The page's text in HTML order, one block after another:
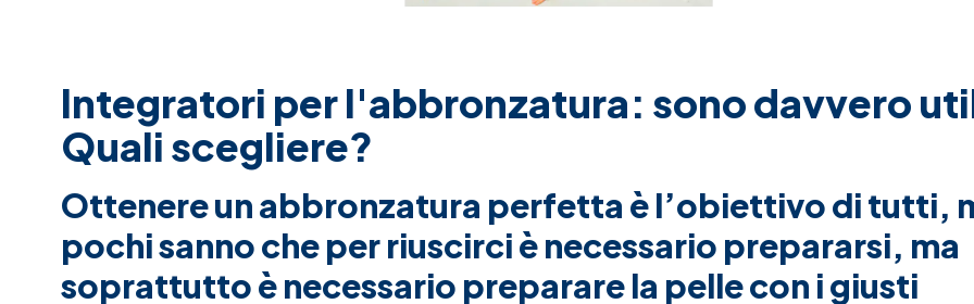
Integratori per l'abbronzatura: sono davvero
Quali scegliere?
Ottenere un abbronzatura perfetta è l’obiettivo di tutti,
pochi sanno che per riuscirci è necessario prepararsi, ma
soprattutto è necessario preparare la pelle con i giusti